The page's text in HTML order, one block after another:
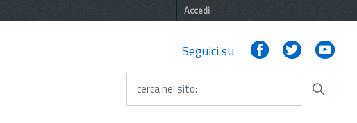
Accedi
Seguici su FacebookTwitter
cerca nel sito